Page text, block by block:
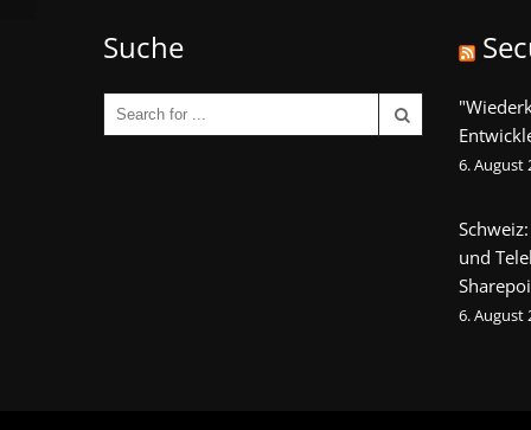
Suche
6. August
und
6. August